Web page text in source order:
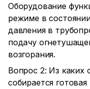
Оборудование
режиме в
давления в
подачу
возгорания.
Вопрос 2: Из каких
собирается